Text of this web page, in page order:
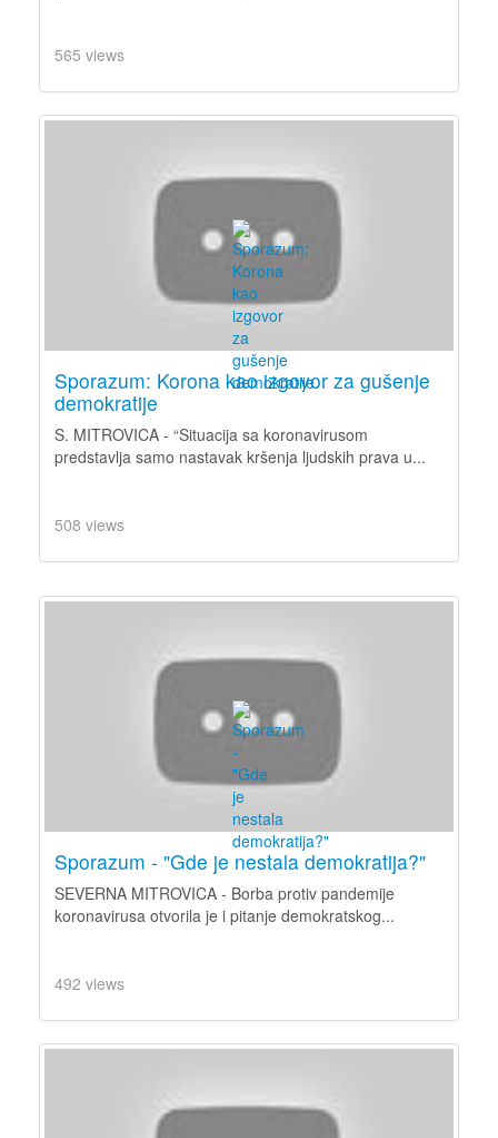
565 views
Sporazum: Korona kao izgovor za gušenje
demokratije
S. MITROVICA - “Situacija sa koronavirusom
predstavlja samo nastavak kršenja ljudskih prava u...
508 views
Sporazum - "Gde je nestala demokratija?"
SEVERNA MITROVICA - Borba protiv pandemije
koronavirusa otvorila je i pitanje demokratskog...
492 views